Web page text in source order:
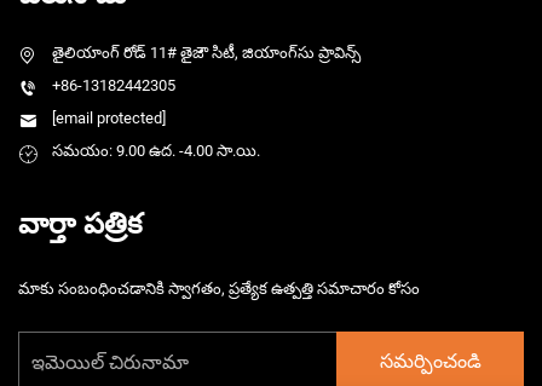
తైలియాంగ్ రోడ్ 11# తైజౌ సిటీ, జియాంగ్‌సు ప్రావిన్స్
+86-13182442305
[email protected]
సమయం: 9.00 ఉద. -4.00 సా.యి.
వార్తా పత్రిక
మాకు సంబంధించడానికి స్వాగతం, ప్రత్యేక ఉత్పత్తి సమాచారం కోసం
సమర్పించండి